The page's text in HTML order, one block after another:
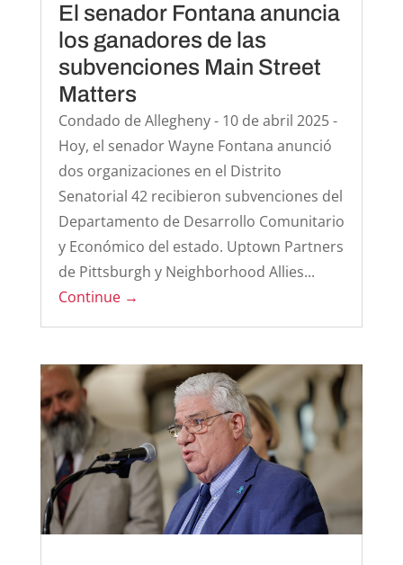
El senador Fontana anuncia
los ganadores de las
subvenciones Main Street
Matters
Condado de Allegheny - 10 de abril 2025 -
Hoy, el senador Wayne Fontana anunció
dos organizaciones en el Distrito
Senatorial 42 recibieron subvenciones del
Departamento de Desarrollo Comunitario
y Económico del estado. Uptown Partners
de Pittsburgh y Neighborhood Allies...
Continue →